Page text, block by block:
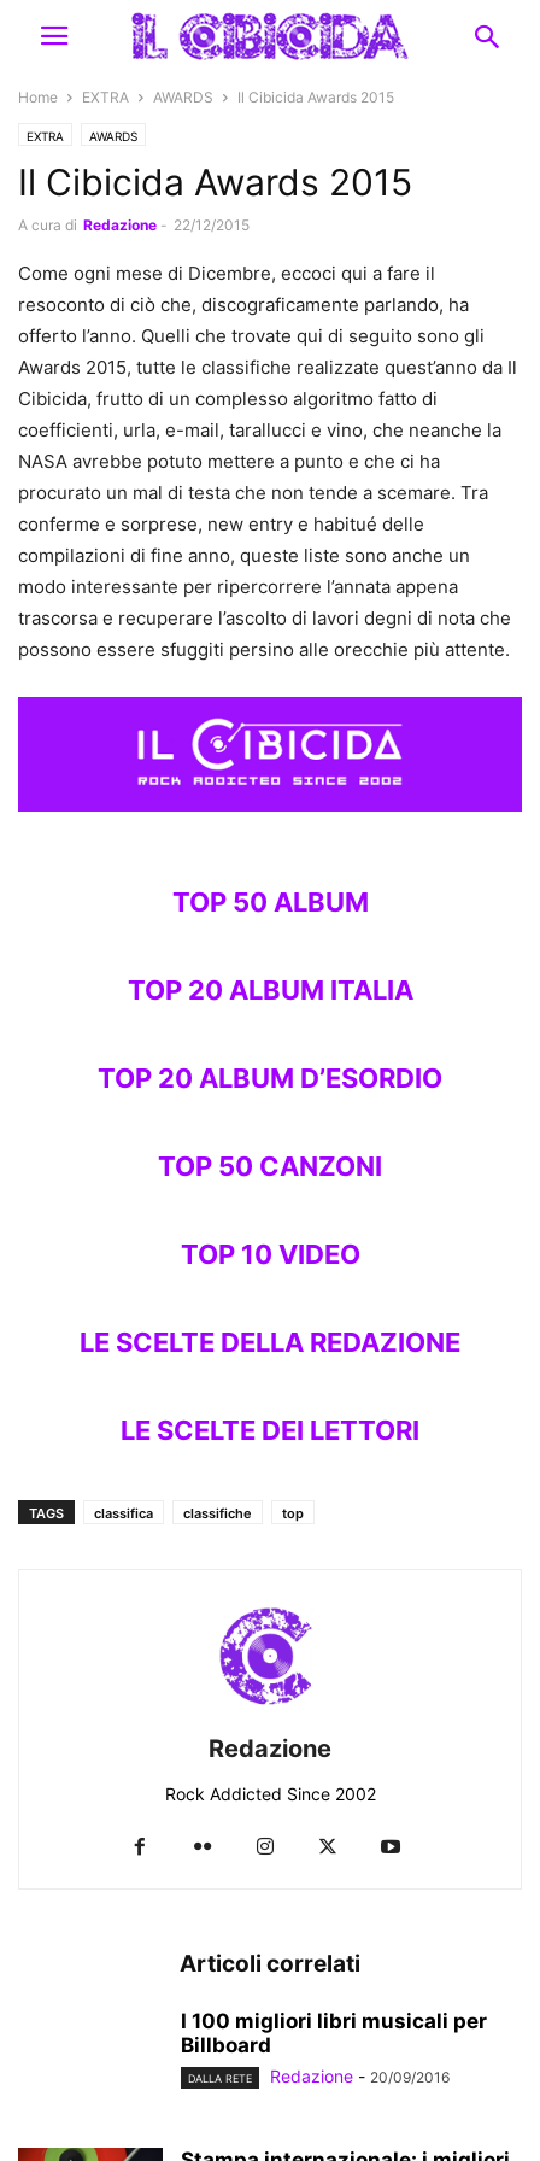
Home EXTRA AWARDS Il Cibicida Awards 2015
EXTRA AWARDS
Il Cibicida Awards 2015
A cura di Redazione - 22/12/2015
Come ogni mese di Dicembre, eccoci qui a fare il
resoconto di ciò che, discograficamente parlando, ha
offerto l’anno. Quelli che trovate qui di seguito sono gli
Awards 2015, tutte le classifiche realizzate quest’anno da Il
Cibicida, frutto di un complesso algoritmo fatto di
coefficienti, urla, e-mail, tarallucci e vino, che neanche la
NASA avrebbe potuto mettere a punto e che ci ha
procurato un mal di testa che non tende a scemare. Tra
conferme e sorprese, new entry e habitué delle
compilazioni di fine anno, queste liste sono anche un
modo interessante per ripercorrere l’annata appena
trascorsa e recuperare l’ascolto di lavori degni di nota che
possono essere sfuggiti persino alle orecchie più attente.
TOP 50 ALBUM
TOP 20 ALBUM ITALIA
TOP 20 ALBUM D’ESORDIO
TOP 50 CANZONI
TOP 10 VIDEO
LE SCELTE DELLA REDAZIONE
LE SCELTE DEI LETTORI
TAGS classifica classifiche top
Redazione
Rock Addicted Since 2002
Articoli correlati
I 100 migliori libri musicali per
Billboard
DALLA RETE Redazione - 20/09/2016